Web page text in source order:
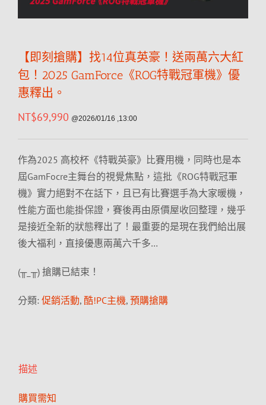
【即刻搶購】找14位真英豪！送兩萬六大紅
包！2025 GamForce《ROG特戰冠軍機》優
惠釋出。
NT$69,990 @2026/01/16 ,13:00
作為2025 高校杯《特戰英豪》比賽用機，同時也是本
屆GamFocre主舞台的視覺焦點，這批《ROG特戰冠軍
機》實力絕對不在話下，且已有比賽選手為大家暖機，
性能方面也能掛保證，賽後再由原價屋收回整理，幾乎
是接近全新的狀態釋出了！最重要的是現在我們給出展
後大福利，直接優惠兩萬六千多…
(╥_╥) 搶購已結束！
分類: 促銷活動, 酷!PC主機, 預購搶購
描述
購買需知